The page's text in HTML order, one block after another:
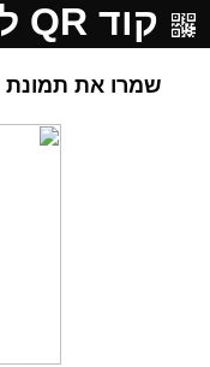
קוד QR לקישור
שמרו את תמונת